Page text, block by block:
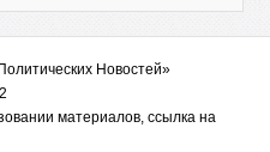
Новостей»
материалов, ссылка на